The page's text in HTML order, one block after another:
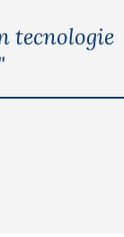
tecnologie